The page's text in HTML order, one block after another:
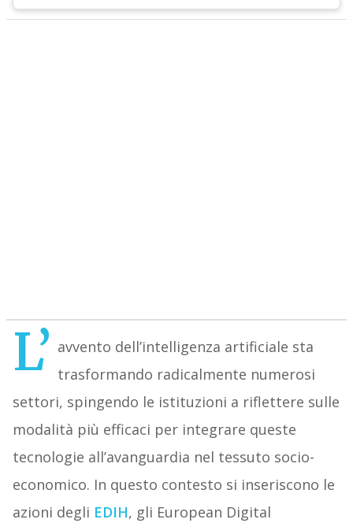
L’ avvento dell’intelligenza artificiale sta
trasformando radicalmente numerosi
settori, spingendo le istituzioni a riflettere sulle
modalità più efficaci per integrare queste
tecnologie all’avanguardia nel tessuto socio-
economico. In questo contesto si inseriscono le
azioni degli EDIH, gli European Digital